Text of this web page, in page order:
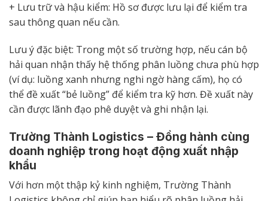
+ Lưu trữ và hậu kiểm: Hồ sơ được lưu lại để kiểm tra
sau thông quan nếu cần.
Lưu ý đặc biệt: Trong một số trường hợp, nếu cán bộ
hải quan nhận thấy hệ thống phân luồng chưa phù hợp
(ví dụ: luồng xanh nhưng nghi ngờ hàng cấm), họ có
thể đề xuất “bẻ luồng” để kiểm tra kỹ hơn. Đề xuất này
cần được lãnh đạo phê duyệt và ghi nhận lại.
Trường Thành Logistics – Đồng hành cùng
doanh nghiệp trong hoạt động xuất nhập
khẩu
Với hơn một thập kỷ kinh nghiệm, Trường Thành